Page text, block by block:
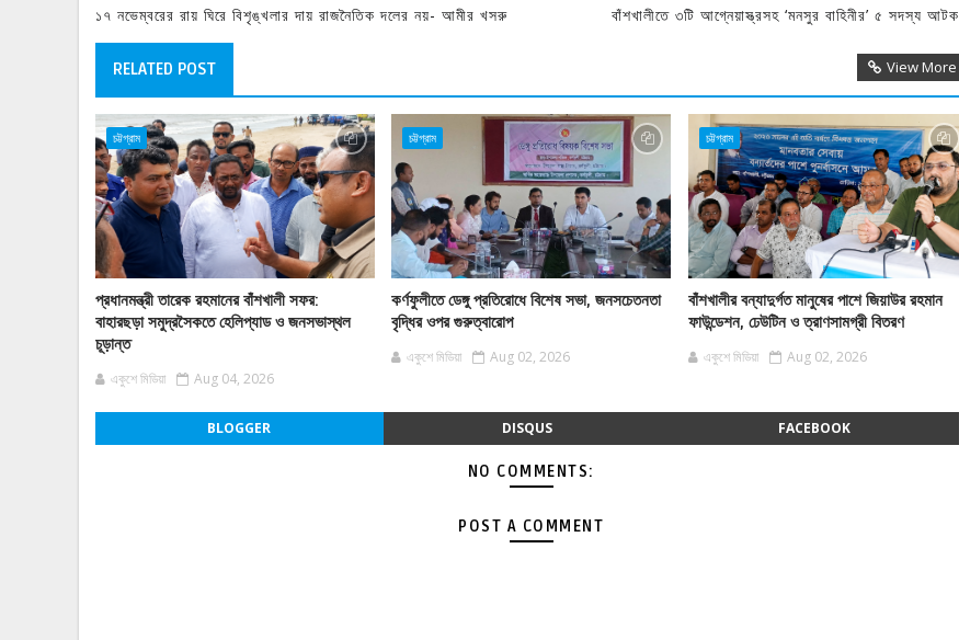
১৭ নভেম্বরের রায় ঘিরে বিশৃঙ্খলার দায় রাজনৈতিক দলের নয়- আমীর খসরু বাঁশখালীতে ৩টি আগ্নেয়াস্ত্রসহ ‘মনসুর বাহিনীর’ ৫ সদস্য আটক
RELATED POST View More
চট্টগ্রাম
প্রধানমন্ত্রী তারেক রহমানের বাঁশখালী সফর:
বাহারছড়া সমুদ্রসৈকতে হেলিপ্যাড ও জনসভাস্থল
চূড়ান্ত
একুশে মিডিয়া Aug 04, 2026
চট্টগ্রাম
কর্ণফুলীতে ডেঙ্গু প্রতিরোধে বিশেষ সভা, জনসচেতনতা
বৃদ্ধির ওপর গুরুত্বারোপ
একুশে মিডিয়া Aug 02, 2026
চট্টগ্রাম
বাঁশখালীর বন্যাদুর্গত মানুষের পাশে জিয়াউর রহমান
ফাউন্ডেশন, ঢেউটিন ও ত্রাণসামগ্রী বিতরণ
একুশে মিডিয়া Aug 02, 2026
BLOGGER DISQUS FACEBOOK
NO COMMENTS:
POST A COMMENT